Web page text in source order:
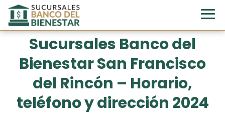
Sucursales Banco del
Bienestar San Francisco
del Rincón – Horario,
teléfono y dirección 2024